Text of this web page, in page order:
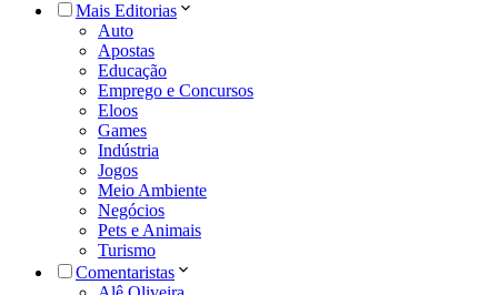
Mais Editorias
Auto
Apostas
Educação
Emprego e Concursos
Eloos
Games
Indústria
Jogos
Meio Ambiente
Negócios
Pets e Animais
Turismo
Comentaristas